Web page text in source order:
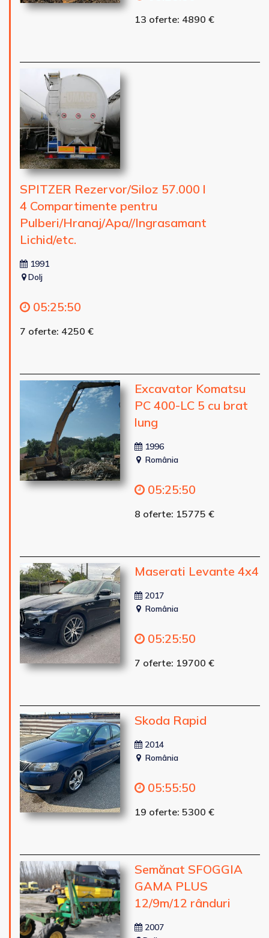
13 oferte: 4890 €
SPITZER Rezervor/Siloz 57.000 l
4 Compartimente pentru
Pulberi/Hranaj/Apa//Ingrasamant
Lichid/etc.
1991
Dolj
05:25:48
7 oferte: 4250 €
Excavator Komatsu
PC 400-LC 5 cu brat
lung
1996
România
05:25:48
8 oferte: 15775 €
Maserati Levante 4x4
2017
România
05:25:48
7 oferte: 19700 €
Skoda Rapid
2014
România
05:55:48
19 oferte: 5300 €
Semănat SFOGGIA
GAMA PLUS
12/9m/12 rânduri
2007